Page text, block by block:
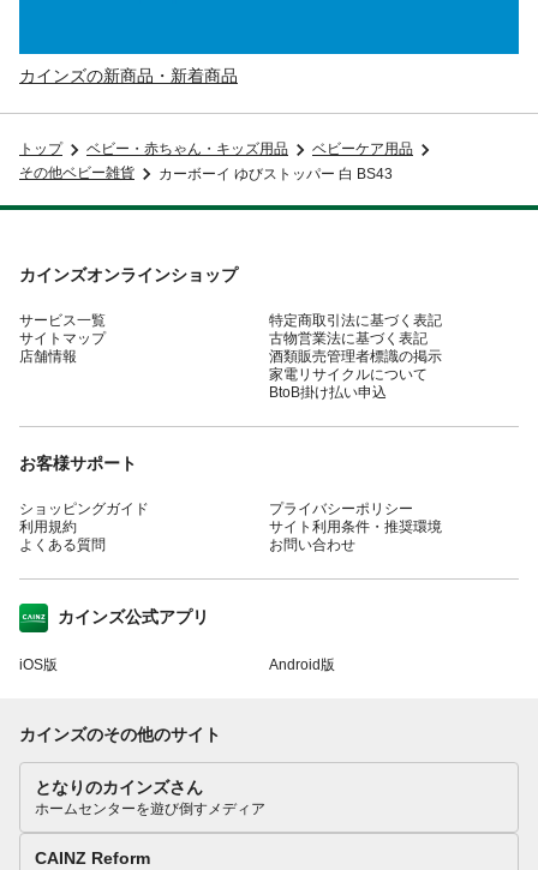
カインズの新商品・新着商品
トップ ベビー・赤ちゃん・キッズ用品
ベビーケア用品
その他ベビー雑貨
カーボーイ ゆびストッパー 白 BS43
カインズオンラインショップ
サービス一覧
サイトマップ
店舗情報
特定商取引法に基づく表記
古物営業法に基づく表記
酒類販売管理者標識の掲示
家電リサイクルについて
BtoB掛け払い申込
お客様サポート
ショッピングガイド
利用規約
よくある質問
プライバシーポリシー
サイト利用条件・推奨環境
お問い合わせ
カインズ公式アプリ
iOS版 Android版
カインズのその他のサイト
となりのカインズさん
ホームセンターを遊び倒すメディア
CAINZ Reform